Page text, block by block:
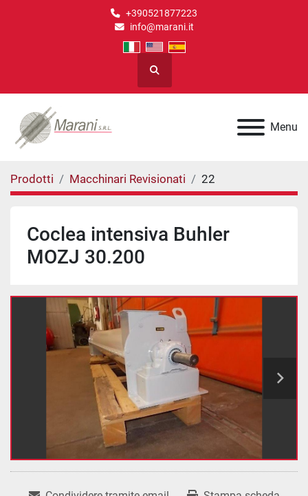
+390521877223
info@marani.it
Cerca
Menu
Prodotti Macchinari Revisionati 22
Coclea intensiva Buhler
MOZJ 30.200